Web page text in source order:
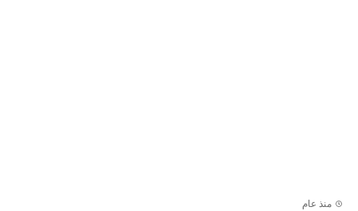
منذ عام